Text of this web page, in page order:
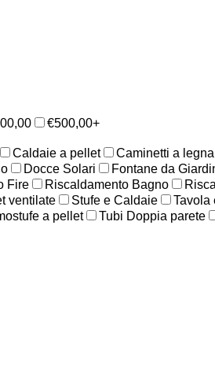
€500,00+
Caldaie a pellet Caminetti a legna
Docce Solari Fontane da
Fire Riscaldamento Bagno
ventilate Stufe e Caldaie Tavola
a pellet Tubi Doppia parete